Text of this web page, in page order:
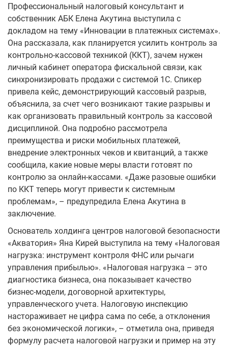
Профессиональный налоговый консультант и
собственник АБК Елена Акутина выступила с
докладом на тему «Инновации в платежных системах».
Она рассказала, как планируется усилить контроль за
контрольно-кассовой техникой (ККТ), зачем нужен
личный кабинет оператора фискальной связи, как
синхронизировать продажи с системой 1С. Спикер
привела кейс, демонстрирующий кассовый разрыв,
объяснила, за счет чего возникают такие разрывы и
как организовать правильный контроль за кассовой
дисциплиной. Она подробно рассмотрела
преимущества и риски мобильных платежей,
внедрение электронных чеков и квитанций, а также
сообщила, какие новые меры власти готовят по
контролю за онлайн-кассами. «Даже разовые ошибки
по ККТ теперь могут привести к системным
проблемам», – предупредила Елена Акутина в
заключение.
Основатель холдинга центров налоговой безопасности
«Акватория» Яна Кирей выступила на тему «Налоговая
нагрузка: инструмент контроля ФНС или рычаги
управления прибылью». «Налоговая нагрузка – это
диагностика бизнеса, она показывает качество
бизнес-модели, договорной архитектуры,
управленческого учета. Налоговую инспекцию
настораживает не цифра сама по себе, а отклонения
без экономической логики», – отметила она, приведя
формулу расчета налоговой нагрузки и пример на эту